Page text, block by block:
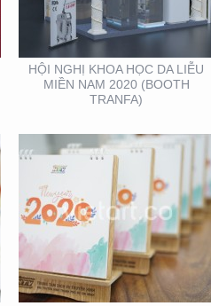
HỘI NGHỊ KHOA HỌC DA LIỄU
MIỀN NAM 2020 (BOOTH
TRANFA)
LỊCH HTV
MẪU THIẾT KẾ THIỆP
TẾT RICHS